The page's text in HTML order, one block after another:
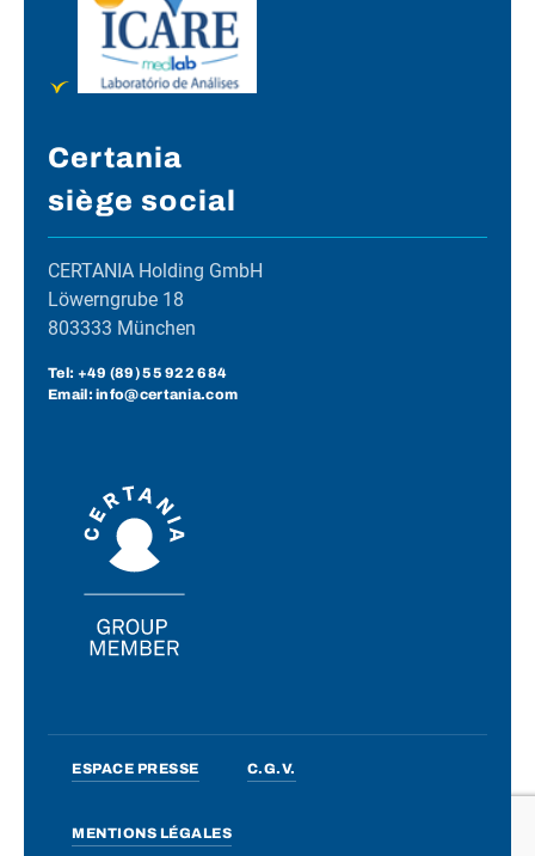
Certania
siège social
CERTANIA Holding GmbH
Löwerngrube 18
803333 München
Tel: +49 (89) 55 922 684
Email: info@certania.com
ESPACE PRESSE C.G.V.
MENTIONS LÉGALES